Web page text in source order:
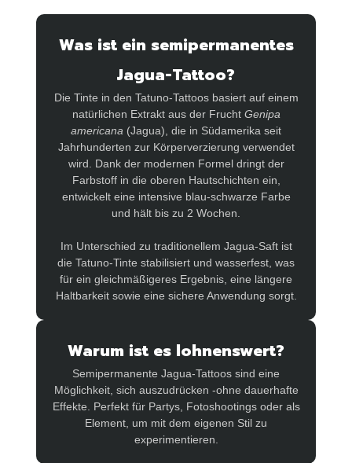
Was ist ein semipermanentes
Jagua-Tattoo?
Die Tinte in den Tatuno-Tattoos basiert auf einem
natürlichen Extrakt aus der Frucht Genipa
americana (Jagua), die in Südamerika seit
Jahrhunderten zur Körperverzierung verwendet
wird. Dank der modernen Formel dringt der
Farbstoff in die oberen Hautschichten ein,
entwickelt eine intensive blau-schwarze Farbe
und hält bis zu 2 Wochen.
Im Unterschied zu traditionellem Jagua-Saft ist
die Tatuno-Tinte stabilisiert und wasserfest, was
für ein gleichmäßigeres Ergebnis, eine längere
Haltbarkeit sowie eine sichere Anwendung sorgt.
Warum ist es lohnenswert?
Semipermanente Jagua-Tattoos sind eine
Möglichkeit, sich auszudrücken -ohne dauerhafte
Effekte. Perfekt für Partys, Fotoshootings oder als
Element, um mit dem eigenen Stil zu
experimentieren.